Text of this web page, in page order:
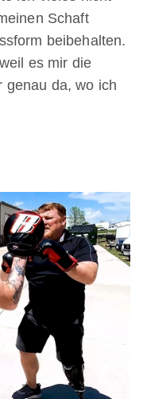
Schaft
beibehalten.
es mir die
genau da, wo ich